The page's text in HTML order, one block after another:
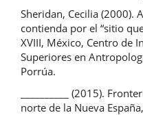
Sheridan, Cecilia (2000).
contienda por el “sitio
XVIII, México, Centro de
Superiores en
Porrúa.
__________ (2015).
norte de la Nueva